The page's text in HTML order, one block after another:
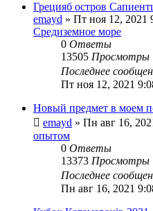
Грецияб остров
emayd » Пт ноя 12, 2021
Средиземное море
0 Ответы
13505 Просмотры
Последнее
Пт ноя 12, 2021
Новый предмет в моем
emayd » Пн авг 16,
опытом
0 Ответы
13373 Просмотры
Последнее
Пн авг 16, 2021